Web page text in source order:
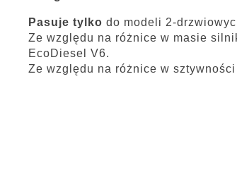
Pasuje tylko do modeli 2-
Ze względu na różnice w masie
EcoDiesel V6.
Ze względu na różnice w